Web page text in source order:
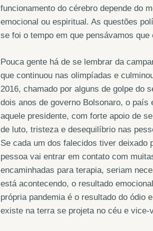
funcionamento do cérebro depende do
emocional ou espiritual. As questões
se foi o tempo em que pensávamos
Pouca gente há de se lembrar da
que continuou nas olimpíadas e
2016, chamado por alguns de golpe do
dois anos de governo Bolsonaro, o
aquele presidente, com forte apoio de
de luto, tristeza e desequilíbrio nas
Se cada um dos falecidos tiver deixado
pessoa vai entrar em contato com
encaminhadas para terapia, seriam
está acontecendo, o resultado
própria pandemia é o resultado do ódio
existe na terra se projeta no céu e vice-